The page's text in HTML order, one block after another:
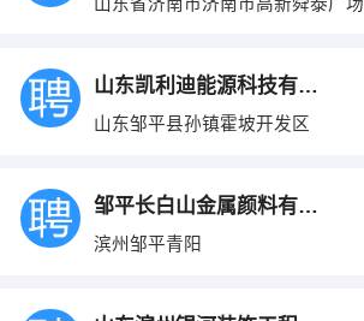
山东凯利迪能源科技有限公司
山东邹平县孙镇霍坡开发区
邹平长白山金属颜料有限公司
滨州邹平青阳